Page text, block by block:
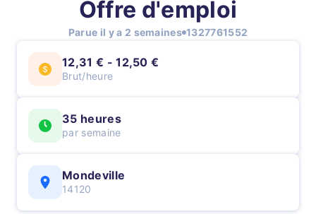
Offre d'emploi
Parue il y a 2 semaines 1327761552
12,31 € - 12,50 €
Brut/heure
35 heures
par semaine
Mondeville
14120